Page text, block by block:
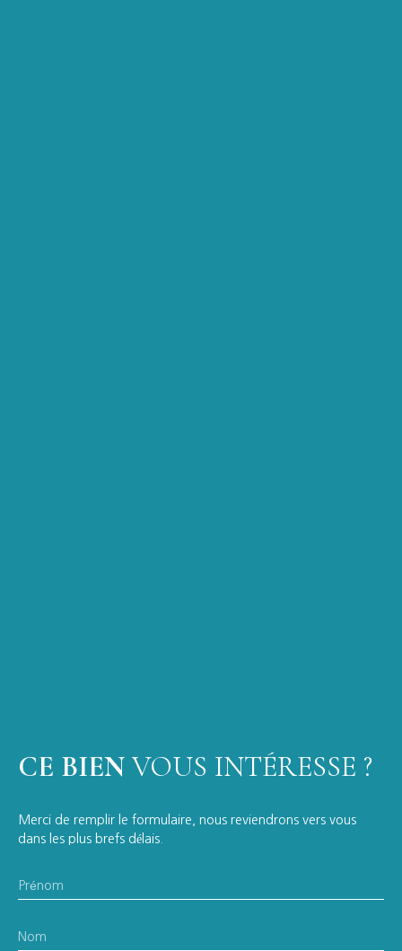
CE BIEN VOUS INTÉRESSE ?
Merci de remplir le formulaire, nous reviendrons vers vous
dans les plus brefs délais.
Prénom
Nom